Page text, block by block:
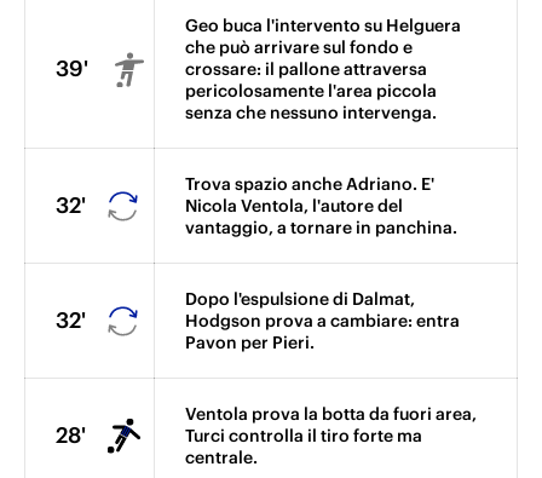
39'
Geo buca l'intervento su Helguera
che può arrivare sul fondo e
crossare: il pallone attraversa
pericolosamente l'area piccola
senza che nessuno intervenga.
32'
Trova spazio anche Adriano. E'
Nicola Ventola, l'autore del
vantaggio, a tornare in panchina.
32'
Dopo l'espulsione di Dalmat,
Hodgson prova a cambiare: entra
Pavon per Pieri.
28'
Ventola prova la botta da fuori area,
Turci controlla il tiro forte ma
centrale.